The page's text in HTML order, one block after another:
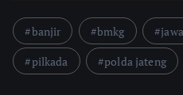
banjir bmkg
pilkada
polda jateng